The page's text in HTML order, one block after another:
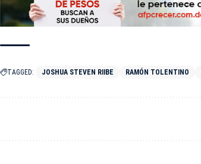
TAGGED: JOSHUA STEVEN RIIBE RAMÓN TOLENTINO